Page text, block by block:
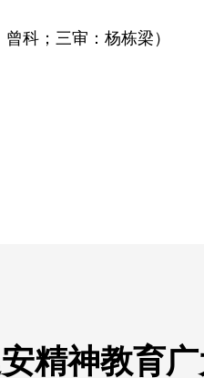
科；三审：杨栋梁）
精神教育